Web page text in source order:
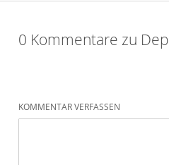
0 Kommentare zu
KOMMENTAR VERFASSEN